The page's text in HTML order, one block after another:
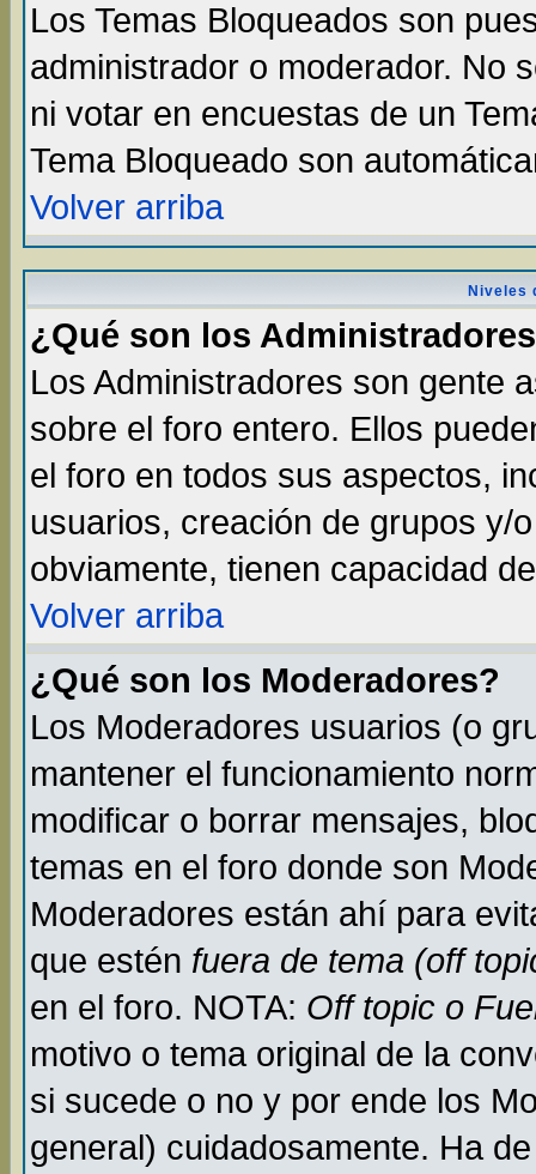
Los Temas Bloqueados son
administrador o moderador. No
ni votar en encuestas de un
Tema Bloqueado son
Volver arriba
Niveles
¿Qué son los
Los Administradores son gente
sobre el foro entero. Ellos
el foro en todos sus aspectos,
usuarios, creación de grupos y/
obviamente, tienen capacidad
Volver arriba
¿Qué son los Moderadores?
Los Moderadores usuarios (o
mantener el funcionamiento
modificar o borrar mensajes,
temas en el foro donde son
Moderadores están ahí para
que estén fuera de tema (off
en el foro. NOTA: Off topic o
motivo o tema original de la
si sucede o no y por ende los
general) cuidadosamente. Ha